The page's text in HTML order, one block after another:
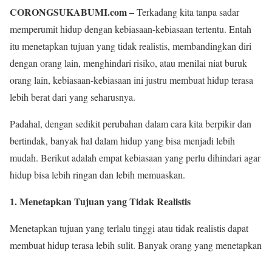
CORONGSUKABUMI.com –Terkadang kita tanpa sadar
memperumit hidup dengan kebiasaan-kebiasaan tertentu. Entah
itu menetapkan tujuan yang tidak realistis, membandingkan diri
dengan orang lain, menghindari risiko, atau menilai niat buruk
orang lain, kebiasaan-kebiasaan ini justru membuat hidup terasa
lebih berat dari yang seharusnya.
Padahal, dengan sedikit perubahan dalam cara kita berpikir dan
bertindak, banyak hal dalam hidup yang bisa menjadi lebih
mudah. Berikut adalah empat kebiasaan yang perlu dihindari agar
hidup bisa lebih ringan dan lebih memuaskan.
1. Menetapkan Tujuan yang Tidak Realistis
Menetapkan tujuan yang terlalu tinggi atau tidak realistis dapat
membuat hidup terasa lebih sulit. Banyak orang yang menetapkan